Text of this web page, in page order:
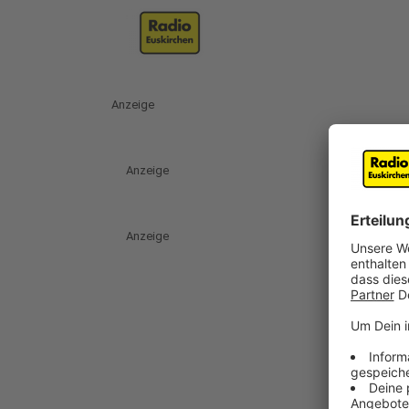
Anzeige
Anzeige
Anzeige